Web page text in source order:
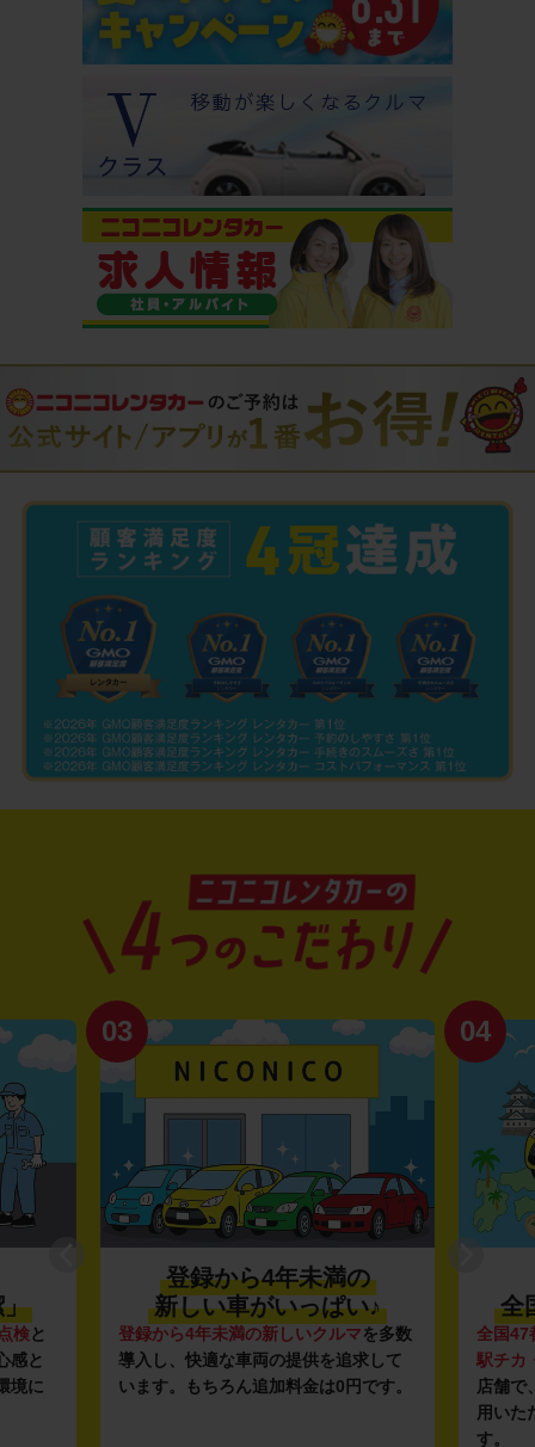
03
登録から4年未満の
新しい車がいっぱい♪
登録から4年未満の新しいクルマ を多数
導入し、快適な車両の提供を追求して
います。もちろん追加料金は0円です。
04
全国約
全国47都道府県
駅チカ・空港周辺
店舗で、いつで
用いただける利